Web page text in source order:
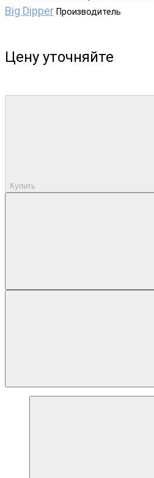
Big Dipper Производитель
Цену уточняйте
Купить